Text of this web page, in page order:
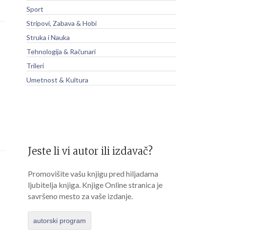
Sport
Stripovi, Zabava & Hobi
Struka i Nauka
Tehnologija & Računari
Trileri
Umetnost & Kultura
Jeste li vi autor ili izdavač?
Promovišite vašu knjigu pred hiljadama
ljubitelja knjiga. Knjige Online stranica je
savršeno mesto za vaše izdanje.
autorski program